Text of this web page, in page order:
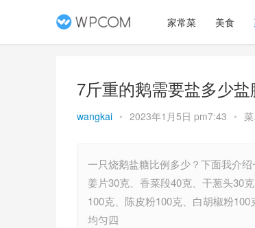
家常菜 美食
7斤重的鹅需要盐多少
wangkai • 2023年1月5日 pm7:43 •
一只烧鹅盐糖比例多少？下面我介
姜片30克、香菜段40克、干葱头30
100克、陈皮粉100克、白胡椒粉
均匀四